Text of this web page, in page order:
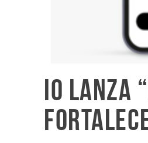
iO lanza